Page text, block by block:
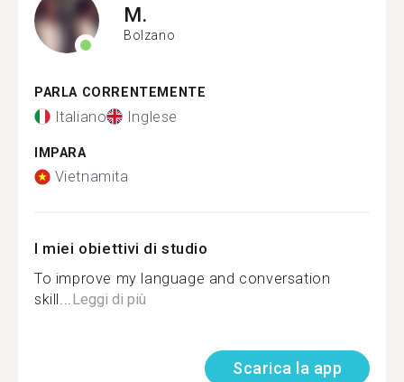
M.
Bolzano
PARLA CORRENTEMENTE
Italiano Inglese
IMPARA
Vietnamita
I miei obiettivi di studio
To improve my language and conversation
skill...Leggi di più
Scarica la app